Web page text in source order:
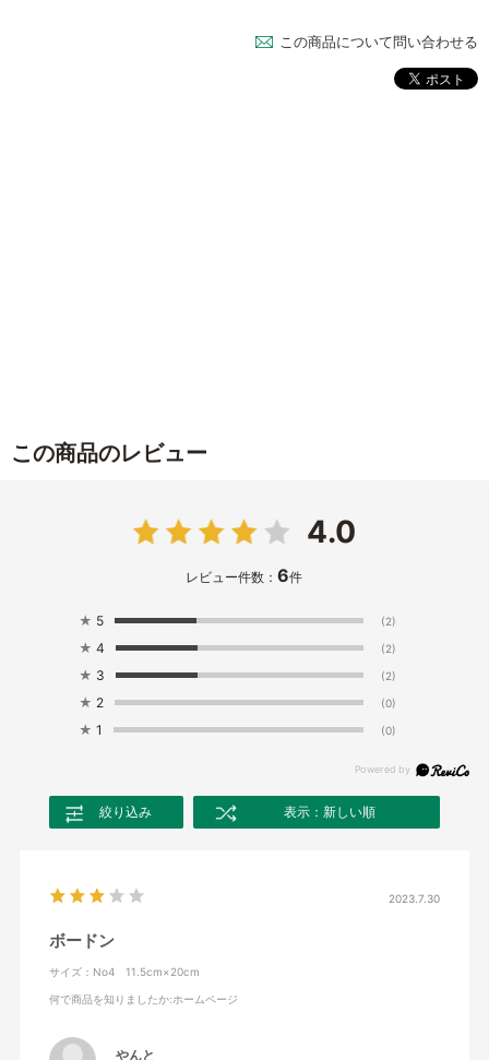
この商品について問い合わせる
この商品のレビュー
4.0
レビュー件数：6件
★ 5 (2)
★ 4 (2)
★ 3 (2)
★ 2 (0)
★ 1 (0)
絞り込み 表示：新しい順
2023.7.30
ボードン
サイズ：No4 11.5cm×20cm
何で商品を知りましたか:ホームページ
やんと